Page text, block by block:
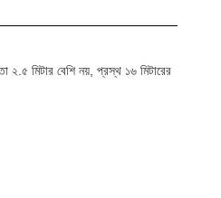
২.৫ মিটার বেশি নয়, প্রস্থ ১৬ মিটারের